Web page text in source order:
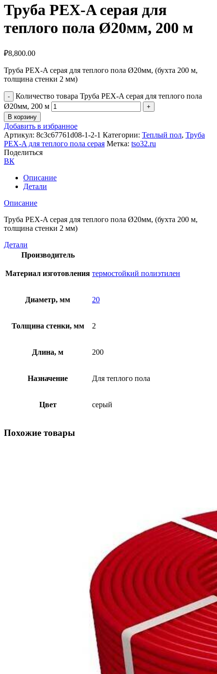
Труба PEX-A серая для
теплого пола Ø20мм, 200 м
₽8,800.00
Труба PEX-A серая для теплого пола Ø20мм, (бухта 200 м,
толщина стенки 2 мм)
Количество товара Труба PEX-A серая для теплого пола
Ø20мм, 200 м
В корзину
Добавить в избранное
Артикул: 8c3c67761d08-1-2-1 Категории: Теплый пол, Труба
PEX-A для теплого пола серая Метка: tso32.ru
Поделиться
ВК
Описание
Детали
Описание
Труба PEX-A серая для теплого пола Ø20мм, (бухта 200 м,
толщина стенки 2 мм)
Детали
Производитель
Материал изготовления термостойкий полиэтилен
Диаметр, мм 20
Толщина стенки, мм 2
Длина, м 200
Назначение Для теплого пола
Цвет серый
Похожие товары